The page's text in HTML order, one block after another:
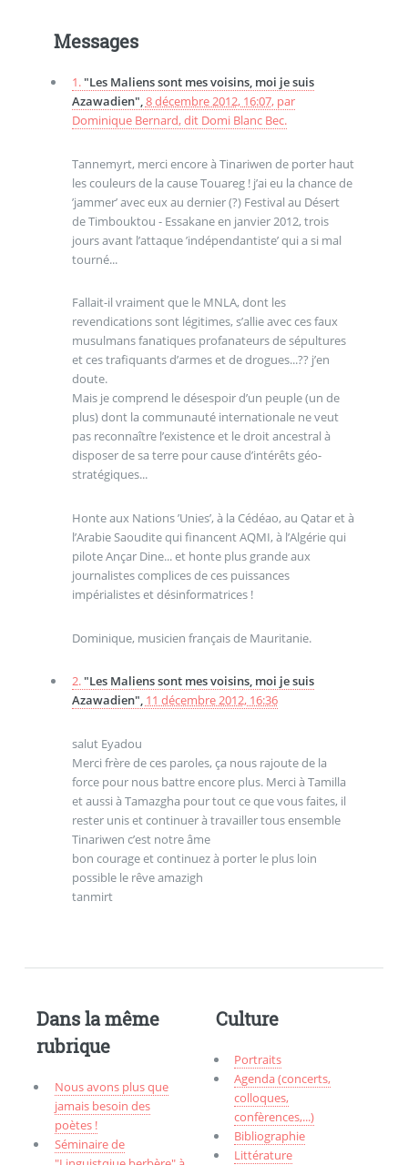
Messages
1. "Les Maliens sont mes voisins, moi je suis
Azawadien",8 décembre 2012, 16:07, par
Dominique Bernard, dit Domi Blanc Bec.
Tannemyrt, merci encore à Tinariwen de porter haut
les couleurs de la cause Touareg ! j’ai eu la chance de
’jammer’ avec eux au dernier (?) Festival au Désert
de Timbouktou - Essakane en janvier 2012, trois
jours avant l’attaque ’indépendantiste’ qui a si mal
tourné...
Fallait-il vraiment que le MNLA, dont les
revendications sont légitimes, s’allie avec ces faux
musulmans fanatiques profanateurs de sépultures
et ces trafiquants d’armes et de drogues...?? j’en
doute.
Mais je comprend le désespoir d’un peuple (un de
plus) dont la communauté internationale ne veut
pas reconnaître l’existence et le droit ancestral à
disposer de sa terre pour cause d’intérêts géo-
stratégiques...
Honte aux Nations ’Unies’, à la Cédéao, au Qatar et à
l’Arabie Saoudite qui financent AQMI, à l’Algérie qui
pilote Ançar Dine... et honte plus grande aux
journalistes complices de ces puissances
impérialistes et désinformatrices !
Dominique, musicien français de Mauritanie.
2. "Les Maliens sont mes voisins, moi je suis
Azawadien", 11 décembre 2012, 16:36
salut Eyadou
Merci frère de ces paroles, ça nous rajoute de la
force pour nous battre encore plus. Merci à Tamilla
et aussi à Tamazgha pour tout ce que vous faites, il
rester unis et continuer à travailler tous ensemble
Tinariwen c’est notre âme
bon courage et continuez à porter le plus loin
possible le rêve amazigh
tanmirt
Dans la même
rubrique
Nous avons plus que
jamais besoin des
poètes !
Séminaire de
Culture
Portraits
Agenda (concerts,
colloques,
confèrences,...)
Bibliographie
Littérature